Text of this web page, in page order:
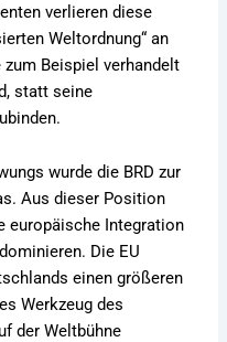
verlieren diese
Weltordnung“ an
zum Beispiel verhandelt
statt seine
wurde die BRD zur
Aus dieser Position
europäische Integration
Die EU
einen größeren
Werkzeug des
der Weltbühne